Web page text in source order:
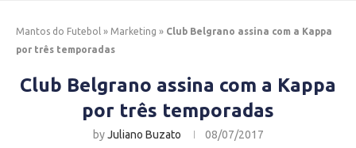
Mantos do Futebol » Marketing » Club Belgrano assina com a Kappa
por três temporadas
Club Belgrano assina com a Kappa
por três temporadas
byJuliano Buzato 08/07/2017